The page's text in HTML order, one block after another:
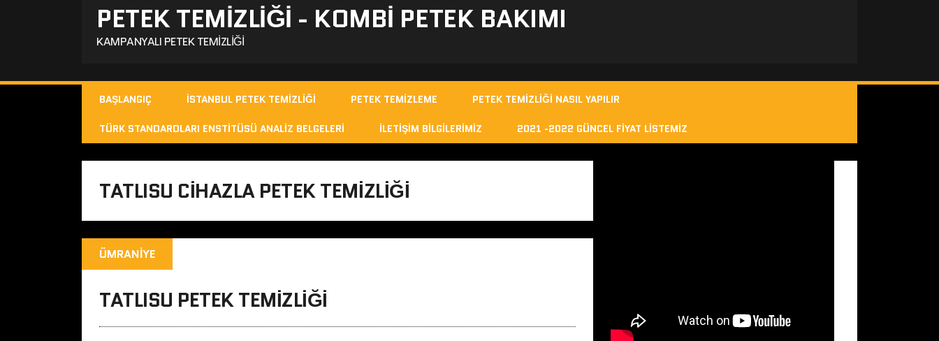
PETEK TEMIZLIĞI - KOMBI PETEK BAKIMI
KAMPANYALI PETEK TEMIZLIĞI
BAŞLANGIÇ İSTANBUL PETEK TEMIZLIĞI PETEK TEMIZLEME PETEK TEMIZLIĞI NASIL YAPILIR
TÜRK STANDARDLARI ENSTITÜSÜ ANALIZ BELGELERI İLETIŞIM BILGILERIMIZ 2021 -2022 GÜNCEL FIYAT LISTEMIZ
TATLISU CIHAZLA PETEK TEMIZLIĞI
ÜMRANIYE
TATLISU PETEK TEMIZLIĞI